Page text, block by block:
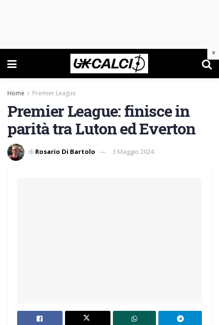
Home Premier League
Premier League: finisce in
parità tra Luton ed Everton
di Rosario Di Bartolo 3 Maggio 2024
×